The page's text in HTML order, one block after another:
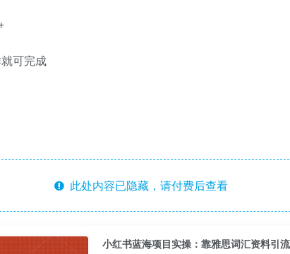
可完成
此处内容已隐藏，请付费后查看
小红书蓝海项目实操：靠雅思词汇资料引